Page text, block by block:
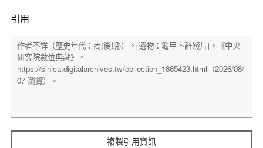
引用
複製引用資訊